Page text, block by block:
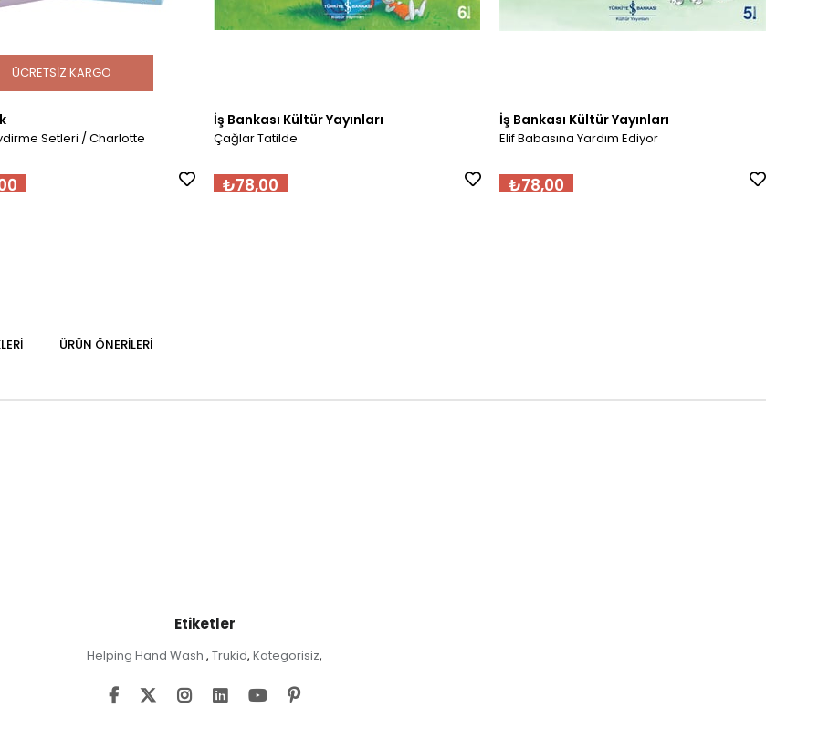
Setleri / Charlotte
ÜCRETSIZ KARGO
İş Bankası Kültür Yayınları
Çağlar Tatilde
₺78,00
İş Bankası Kültür Yayınları
Elif Babasına Yardım Ediyor
₺78,00
ÜRÜN ÖNERILERI
Etiketler
Helping Hand Wash , Trukid, Kategorisiz,